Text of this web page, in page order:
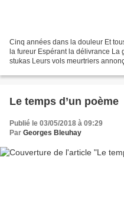
Cinq années dans la douleur Et
la fureur Espérant la délivrance La
stukas Leurs vols meurtriers
Le temps d’un poème
Publié le 03/05/2018 à 09:29
Par Georges Bleuhay